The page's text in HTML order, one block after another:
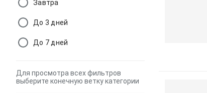
Завтра
До 3 дней
До 7 дней
Для просмотра всех фильтров
выберите конечную ветку категории